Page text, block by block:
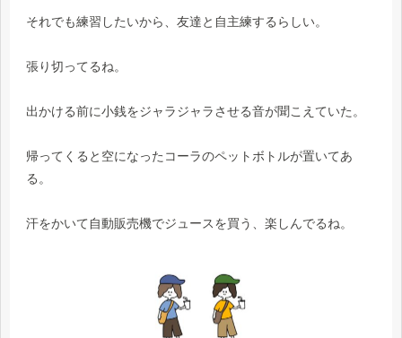
それでも練習したいから、友達と自主練するらしい。
張り切ってるね。
出かける前に小銭をジャラジャラさせる音が聞こえていた。
帰ってくると空になったコーラのペットボトルが置いてあ
る。
汗をかいて自動販売機でジュースを買う、楽しんでるね。